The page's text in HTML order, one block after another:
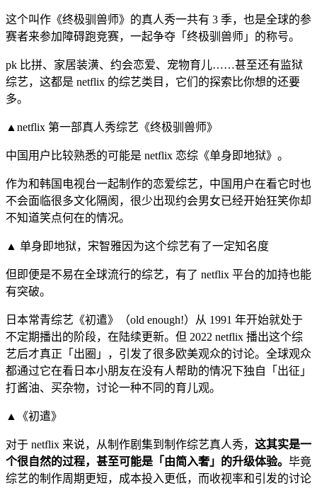
这个叫作《终极驯兽师》的真人秀一共有 3 季，也是全球的参
赛者来参加障碍跑竞赛，一起争夺「终极驯兽师」的称号。
pk 比拼、家居装潢、约会恋爱、宠物育儿……甚至还有监狱
综艺，这都是 netflix 的综艺类目，它们的探索比你想的还要
多。
▲netflix 第一部真人秀综艺《终极驯兽师》
中国用户比较熟悉的可能是 netflix 恋综《单身即地狱》。
作为和韩国电视台一起制作的恋爱综艺，中国用户在看它时也
不会面临很多文化隔阂，很少出现约会男女已经开始狂笑你却
不知道笑点何在的情况。
▲ 单身即地狱，宋智雅因为这个综艺有了一定知名度
但即便是不易在全球流行的综艺，有了 netflix 平台的加持也能
有突破。
日本常青综艺《初遣》（old enough!）从 1991 年开始就处于
不定期播出的阶段，在陆续更新。但 2022 netflix 播出这个综
艺后才真正「出圈」，引发了很多欧美观众的讨论。全球观众
都通过它在看日本小朋友在没有人帮助的情况下独自「出征」
打酱油、买杂物，讨论一种不同的育儿观。
▲《初遣》
对于 netflix 来说，从制作剧集到制作综艺真人秀， 这其实是一
个很自然的过程，甚至可能是「由简入奢」的升级体验。 毕竟
综艺的制作周期更短，成本投入更低，而收视率和引发的讨论